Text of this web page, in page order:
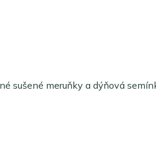
sušené meruňky a dýňová